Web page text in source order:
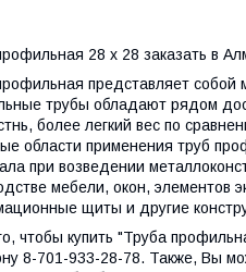
28 х 28 заказать в
представляет собой
трубы обладают рядом
более легкий вес по
области применения труб
при возведении
мебели, окон, элементов
щиты и другие
чтобы купить "Труба
8-701-933-28-78. Также, Вы